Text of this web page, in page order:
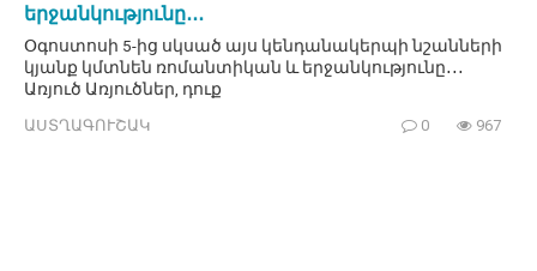
երջանկությունը․․․
Օգոստոսի 5-ից սկսած այս կենդանակերպի նշանների
կյանք կմտնեն ռոմանտիկան և երջանկությունը․․․
Առյուծ Առյուծներ, դուք
ԱՍՏՂԱԳՈՒՇԱԿ 0 967